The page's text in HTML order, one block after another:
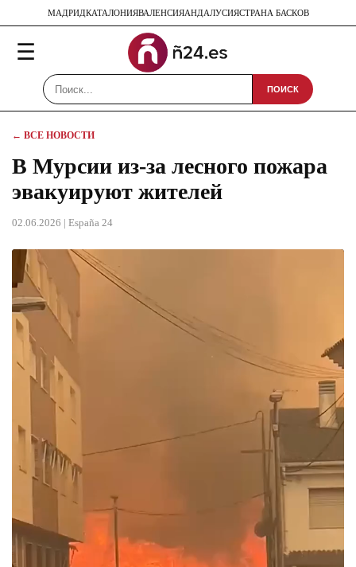
МАДРИДКАТАЛОНИЯВАЛЕНСИЯАНДАЛУСИЯСТРАНА БАСКОВ
☰
ПОИСК
← ВСЕ НОВОСТИ
В Мурсии из-за лесного пожара
эвакуируют жителей
02.06.2026 | España 24